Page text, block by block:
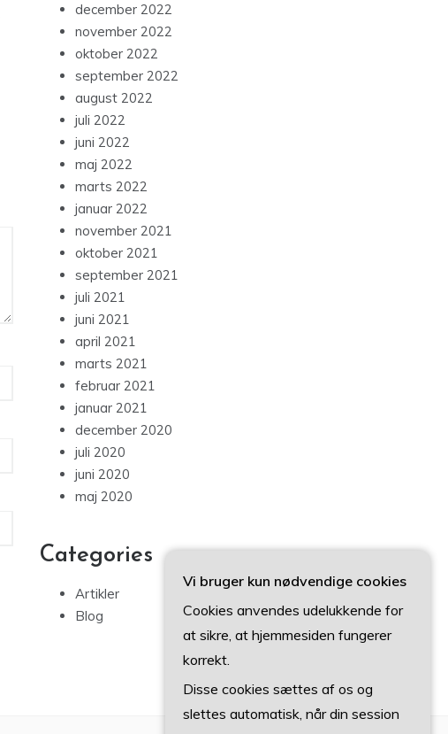
december 2022
november 2022
oktober 2022
september 2022
august 2022
juli 2022
juni 2022
maj 2022
marts 2022
januar 2022
november 2021
oktober 2021
september 2021
juli 2021
juni 2021
april 2021
marts 2021
februar 2021
januar 2021
december 2020
juli 2020
juni 2020
maj 2020
Categories
Artikler
Blog
Vi bruger kun nødvendige cookies
Cookies anvendes udelukkende for
at sikre, at hjemmesiden fungerer
korrekt.
Disse cookies sættes af os og
slettes automatisk, når din session